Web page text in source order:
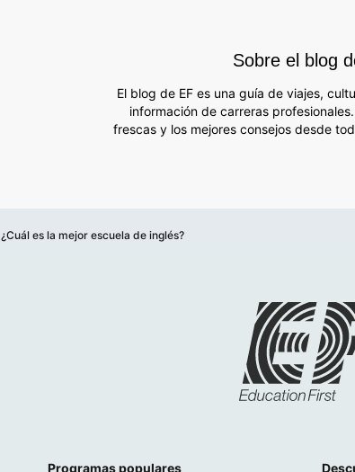
Sobre el blog
El blog de EF es una guía de viajes,
información de carreras
frescas y los mejores consejos desde
¿Cuál es la mejor escuela de inglés?
Programas populares